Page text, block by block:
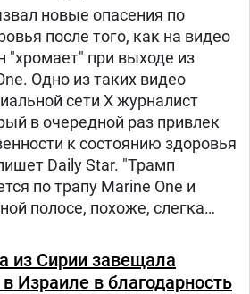
новые опасения по
после того, как на видео
"хромает" при выходе из
Одно из таких видео
сети Х журналист
в очередной раз привлек
к состоянию здоровья
Daily Star. "Трамп
по трапу Marine One и
полосе, похоже, слегка
журналист.
из Сирии завещала
Израиле в благодарность